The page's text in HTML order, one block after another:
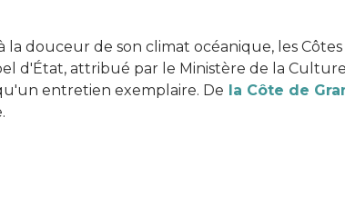
douceur de son climat océanique, les
d'État, attribué par le Ministère de la
entretien exemplaire. De la Côte de